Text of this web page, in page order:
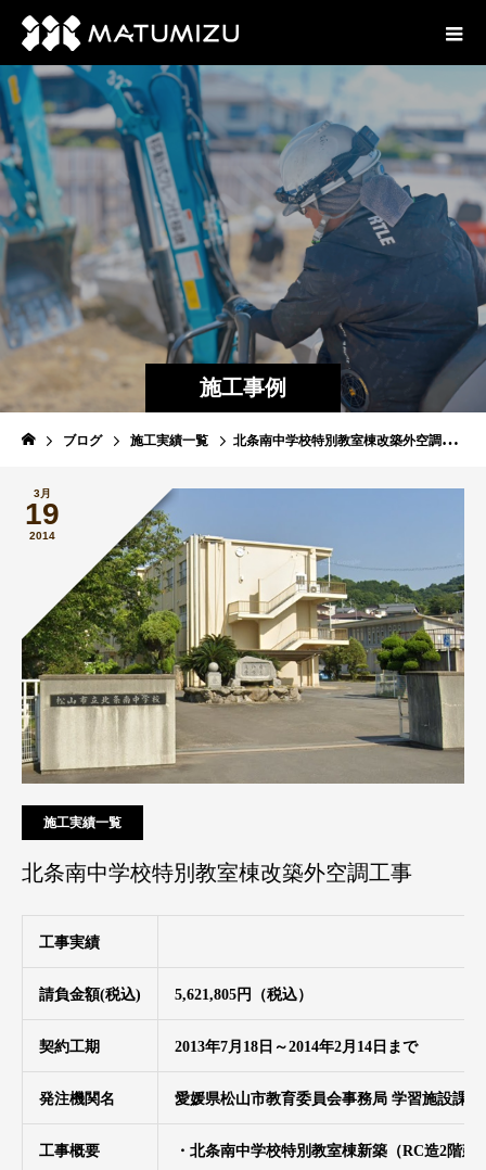
施工事例
ブログ 施工実績一覧 北条南中学校特別教室棟改築外空調工事
3月
19
2014
施工実績一覧
北条南中学校特別教室棟改築外空調工事
工事実績
請負金額(税込) 5,621,805円（税込）
契約工期 2013年7月18日～2014年2月14日まで
発注機関名 愛媛県松山市教育委員会事務局 学習施設課
工事概要 ・北条南中学校特別教室棟新築（RC造2階建